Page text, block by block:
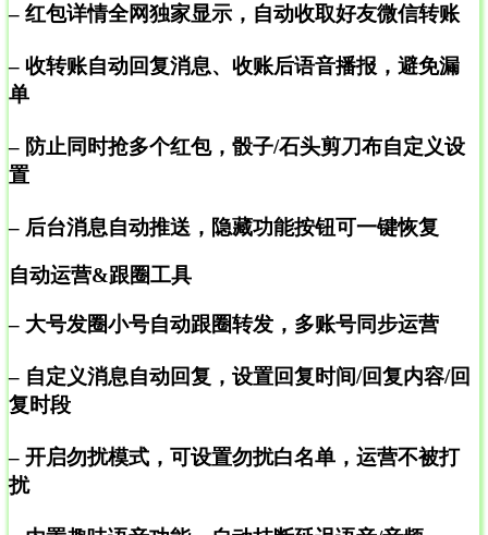
– 红包详情全网独家显示，自动收取好友微信转账
– 收转账自动回复消息、收账后语音播报，避免漏
单
– 防止同时抢多个红包，骰子/石头剪刀布自定义设
置
– 后台消息自动推送，隐藏功能按钮可一键恢复
自动运营&跟圈工具
– 大号发圈小号自动跟圈转发，多账号同步运营
– 自定义消息自动回复，设置回复时间/回复内容/回
复时段
– 开启勿扰模式，可设置勿扰白名单，运营不被打
扰